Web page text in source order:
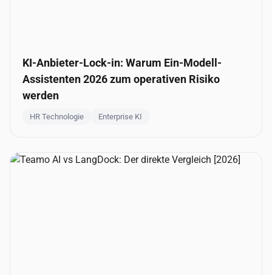
KI-Anbieter-Lock-in: Warum Ein-Modell-
Assistenten 2026 zum operativen Risiko
werden
HR Technologie Enterprise KI